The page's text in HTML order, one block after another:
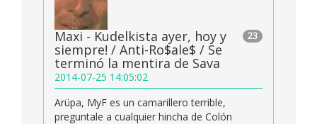
23
Maxi - Kudelkista ayer, hoy y
siempre! / Anti-Ro$ale$ / Se
terminó la mentira de Sava
2014-07-25 14:05:02
Arüpa, MyF es un camarillero terrible,
preguntale a cualquier hincha de Colón